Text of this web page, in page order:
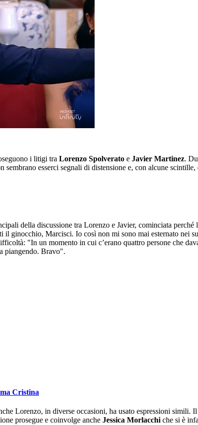
i litigi tra Lorenzo Spolverato e Javier Martinez.
esserci segnali di distensione e, con alcune scintille,
della discussione tra Lorenzo e Javier, cominciata
il ginocchio, Marcisci. Io così non mi sono mai esternato nei
"In un momento in cui c’erano quattro persone che
piangendo. Bravo".
Cristina
Lorenzo, in diverse occasioni, ha usato espressioni simili.
prosegue e coinvolge anche Jessica Morlacchi che si è